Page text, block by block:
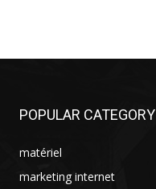
POPULAR CATEGORY
matériel
marketing internet